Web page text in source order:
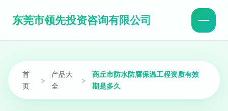
东莞市领先投资咨询有限公司
首
页
>
产品大
全
>
商丘市防水防腐保温工程资质有效
期是多久